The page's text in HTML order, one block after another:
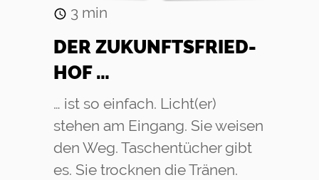
3 min
DER ZU­KUNFTS­FRIED­
HOF …
… ist so einfach. Licht(er)
stehen am Eingang. Sie weisen
den Weg. Taschentücher gibt
es. Sie trocknen die Tränen.